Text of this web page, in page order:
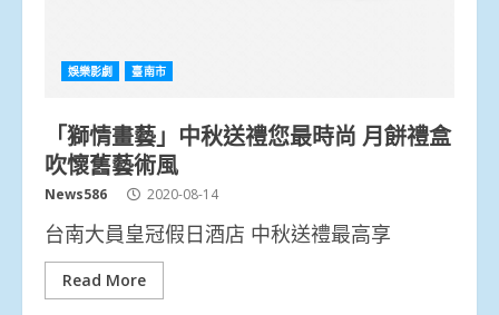
娛樂影劇 臺南市
「獅情畫藝」中秋送禮您最時尚 月餅禮盒
吹懷舊藝術風
News586 2020-08-14
台南大員皇冠假日酒店 中秋送禮最高享
Read More